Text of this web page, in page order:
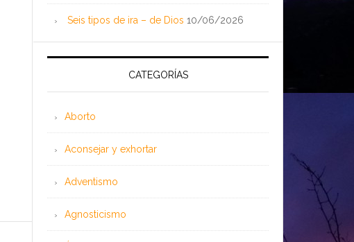
Seis tipos de ira – de Dios 10/06/2026
CATEGORÍAS
Aborto
Aconsejar y exhortar
Adventismo
Agnosticismo